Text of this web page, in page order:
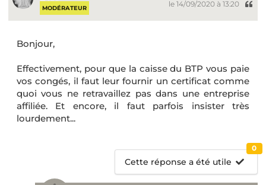
MODÉRATEUR
le 14/09/2020 à 13:20
Bonjour,
Effectivement, pour que la caisse du BTP vous paie
vos congés, il faut leur fournir un certificat comme
quoi vous ne retravaillez pas dans une entreprise
affiliée. Et encore, il faut parfois insister très
lourdement...
Cette réponse a été utile
0